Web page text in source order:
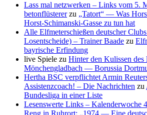
Lass mal netzwerken – Links vom 5.
betonflüstererzu „Tatort“ — Was
Horst-Schimanski-Gasse zu tun hat
Alle Elfmeterschießen deutscher
Losentscheide) – Trainer Baade zu
bayrische Erfindung
live Spiele zu Hinter den Kulissen des
Mönchengladbach — Borussia
Hertha BSC verpflichtet Armin
Assistenzcoach! – Die Nachrichten zu
Bundesliga in einer Liste
Lesenswerte Links – Kalenderwoche